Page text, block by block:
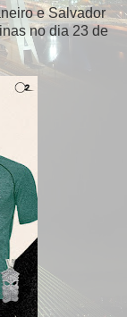
e Salvador
no dia 23 de